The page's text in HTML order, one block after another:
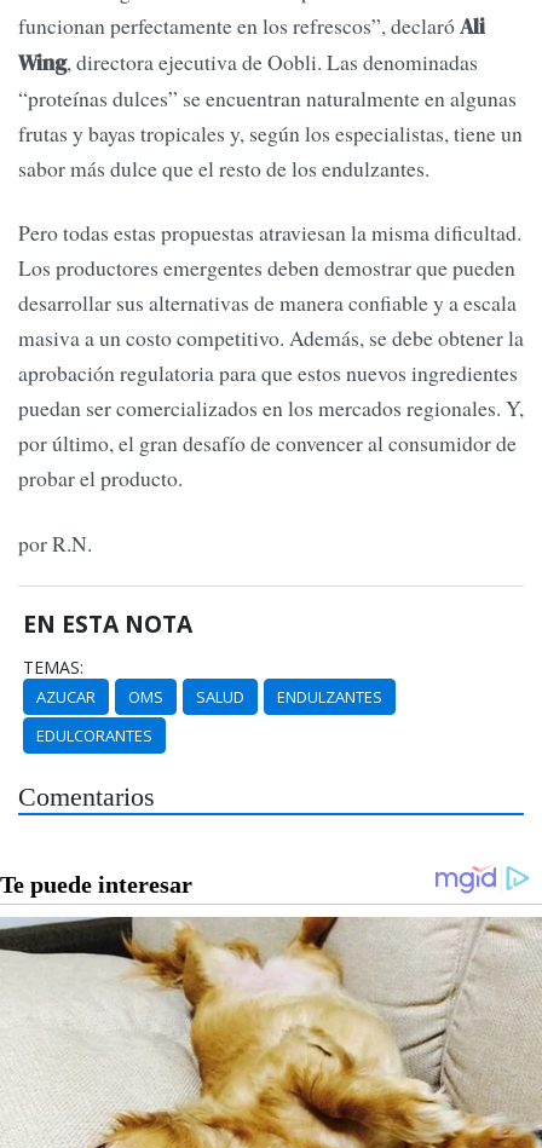
funcionan perfectamente en los refrescos”, declaróAli
Wing, directora ejecutiva de Oobli. Las denominadas
“proteínas dulces” se encuentran naturalmente en algunas
frutas y bayas tropicales y, según los especialistas, tiene un
sabor más dulce que el resto de los endulzantes.
Pero todas estas propuestas atraviesan la misma dificultad.
Los productores emergentes deben demostrar que pueden
desarrollar sus alternativas de manera confiable y a escala
masiva a un costo competitivo. Además, se debe obtener la
aprobación regulatoria para que estos nuevos ingredientes
puedan ser comercializados en los mercados regionales. Y,
por último, el gran desafío de convencer al consumidor de
probar el producto.
por R.N.
EN ESTA NOTA
TEMAS:
AZUCAR OMS SALUD
ENDULZANTES
EDULCORANTES
Comentarios